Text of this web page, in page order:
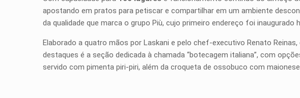
apostando em pratos para petiscar e compartilhar em um ambiente
da qualidade que marca o grupo Più, cujo primeiro endereço foi inaugurado
Elaborado a quatro mãos por Laskani e pelo chef-executivo Renato
destaques é a seção dedicada à chamada “botecagem italiana”, com
servido com pimenta piri-piri, além da croqueta de ossobuco com